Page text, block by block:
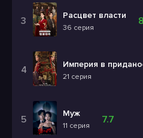
Расцвет власти
36 серия
Империя в
21 серия
Муж
11 серия
7.7